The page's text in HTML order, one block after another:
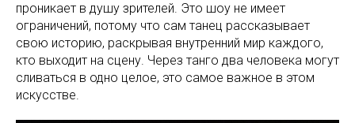
проникает в душу зрителей. Это шоу не имеет
ограничений, потому что сам танец рассказывает
свою историю, раскрывая внутренний мир каждого,
кто выходит на сцену. Через танго два человека могут
сливаться в одно целое, это самое важное в этом
искусстве.